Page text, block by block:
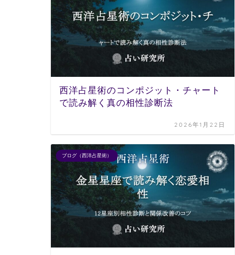
西洋占星術のコンポジット・チャート
で読み解く真の相性診断法
2026年1月22日
ブログ（西洋占星術）